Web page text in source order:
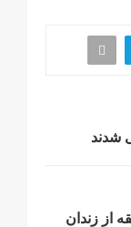
شدند
از زندان